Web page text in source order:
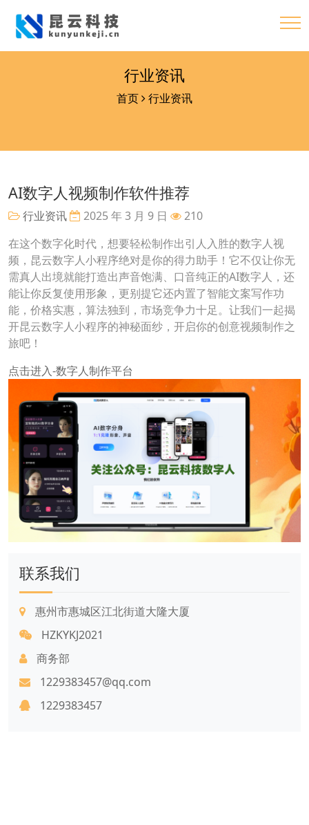
行业资讯
首页 行业资讯
AI数字人视频制作软件推荐
行业资讯 2025 年 3 月 9 日
210
在这个数字化时代，想要轻松制作出引人入胜的数字人视
频，昆云数字人小程序绝对是你的得力助手！它不仅让你无
需真人出境就能打造出声音饱满、口音纯正的AI数字人，还
能让你反复使用形象，更别提它还内置了智能文案写作功
能，价格实惠，算法独到，市场竞争力十足。让我们一起揭
开昆云数字人小程序的神秘面纱，开启你的创意视频制作之
旅吧！
点击进入-数字人制作平台
联系我们
惠州市惠城区江北街道大隆大厦
HZKYKJ2021
商务部
1229383457@qq.com
1229383457